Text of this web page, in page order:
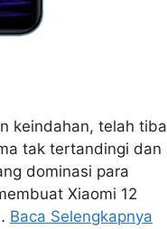
keindahan, telah tiba
tak tertandingi dan
dominasi para
Xiaomi 12
Baca Selengkapnya